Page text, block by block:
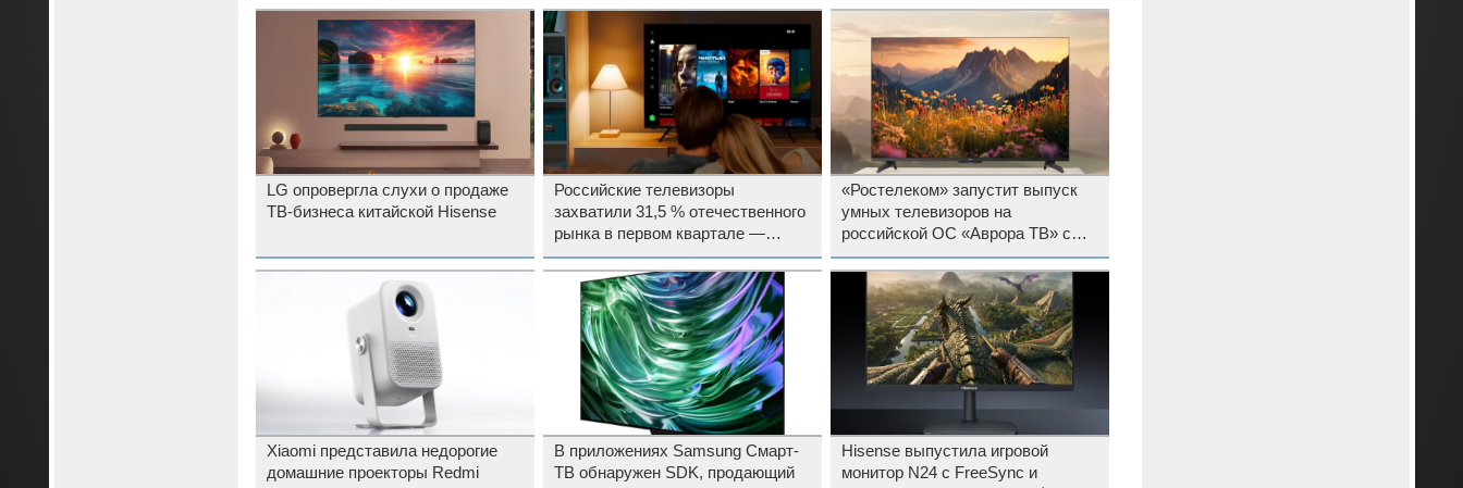
LG опровергла слухи о продаже
ТВ-бизнеса китайской Hisense
Российские телевизоры
захватили 31,5 % отечественного
рынка в первом квартале —
сильнее всех вырос «Сбер», а
упал Dexp
«Ростелеком» запустит выпуск
умных телевизоров на
российской ОС «Аврора ТВ» с
ИИ
Xiaomi представила недорогие
домашние проекторы Redmi
В приложениях Samsung Смарт-
ТВ обнаружен SDK, продающий
Hisense выпустила игровой
монитор N24 с FreeSync и